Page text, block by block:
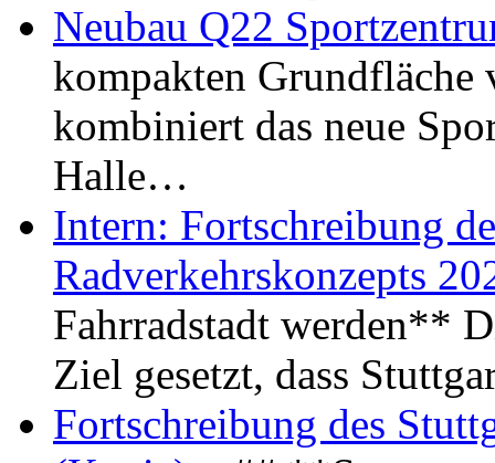
Neubau Q22
kompakten Grundfläche
kombiniert das neue
Halle…
Intern: Fortschreibung
Radverkehrskonzepts
Fahrradstadt werden**
Ziel gesetzt, dass
Fortschreibung des